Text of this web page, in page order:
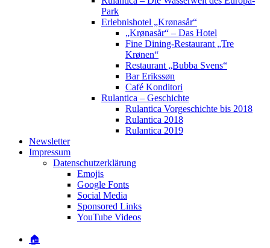
Park
Erlebnishotel „Krønasår“
„Krønasår“ – Das Hotel
Fine Dining-Restaurant „Tre
Krønen“
Restaurant „Bubba Svens“
Bar Erikssøn
Café Konditori
Rulantica – Geschichte
Rulantica Vorgeschichte bis 2018
Rulantica 2018
Rulantica 2019
Newsletter
Impressum
Datenschutzerklärung
Emojis
Google Fonts
Social Media
Sponsored Links
YouTube Videos
🏠